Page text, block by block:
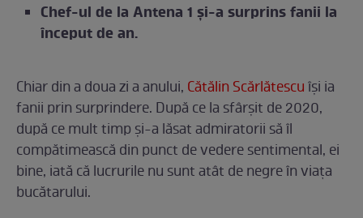
Chef-ul de la Antena 1 și-a surprins fanii la
început de an.
Chiar din a doua zi a anului, Cătălin Scărlătescuîși ia
fanii prin surprindere. După ce la sfârșit de 2020,
după ce mult timp și-a lăsat admiratorii să îl
compătimească din punct de vedere sentimental, ei
bine, iată că lucrurile nu sunt atât de negre în viața
bucătarului.